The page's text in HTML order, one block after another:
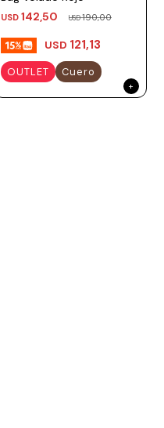
USD 142,50 USD190,00
USD 121,13
OUTLET Cuero